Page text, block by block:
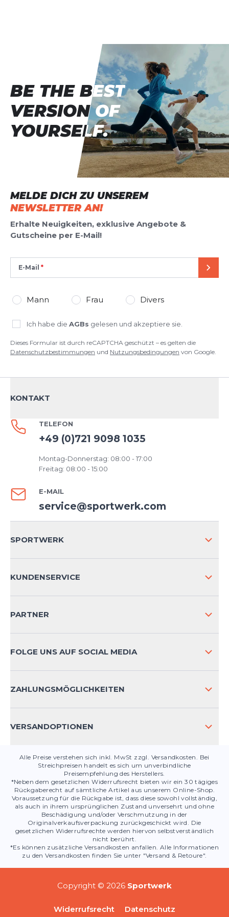
Vorname
Überschrift
Überschrift
*Pflichtfelder
BEWERTUNG HINZUFÜGEN
Dieses Formular ist durch reCAPTCHA geschützt – es gelten die
Datenschutzbestimmungen
Google.
MELDE DICH ZU UNSEREM
NEWSLETTER AN!
Erhalte Neuigkeiten, exklusive Angebote &
Gutscheine per E-Mail!
E-Mail
Mann Frau Divers
Ich habe die AGBs gelesen und akzeptiere sie.
Dieses Formular ist durch reCAPTCHA geschützt – es gelten die
Datenschutzbestimmungen und Nutzungsbedingungen von Google.
BE THE BEST
VERSION OF
YOURSELF.
BE THE BEST
VERSION OF
YOURSELF.
KONTAKT
TELEFON
+49 (0)721 9098 1035
Montag-Donnerstag: 08:00 - 17:00
Freitag: 08:00 - 15:00
E-MAIL
service@sportwerk.com
SPORTWERK
KUNDENSERVICE
KONTAKT
PRODUKTSICHERHEIT
PARTNER
FOLGE UNS AUF SOCIAL MEDIA
ZAHLUNGSMÖGLICHKEITEN
VERSANDOPTIONEN
Alle Preise verstehen sich inkl. MwSt zzgl. Versandkosten. Bei
Streichpreisen handelt es sich um unverbindliche
Preisempfehlung des Herstellers.
*Neben dem gesetzlichen Widerrufsrecht bieten wir ein 30 tägiges
Rückgaberecht auf sämtliche Artikel aus unserem Online-Shop.
Voraussetzung für die Rückgabe ist, dass diese sowohl vollständig,
als auch in ihrem ursprünglichen Zustand unversehrt und ohne
Beschädigung und/oder Verschmutzung in der
Originalverkaufsverpackung zurückgeschickt wird. Die
gesetzlichen Widerrufsrechte werden hiervon selbstverständlich
nicht berührt.
*Es können zusätzliche Versandkosten anfallen. Alle Informationen
zu den Versandkosten finden Sie unter "Versand & Retoure".
Copyright © 2026 Sportwerk
Widerrufsrecht
Datenschutz